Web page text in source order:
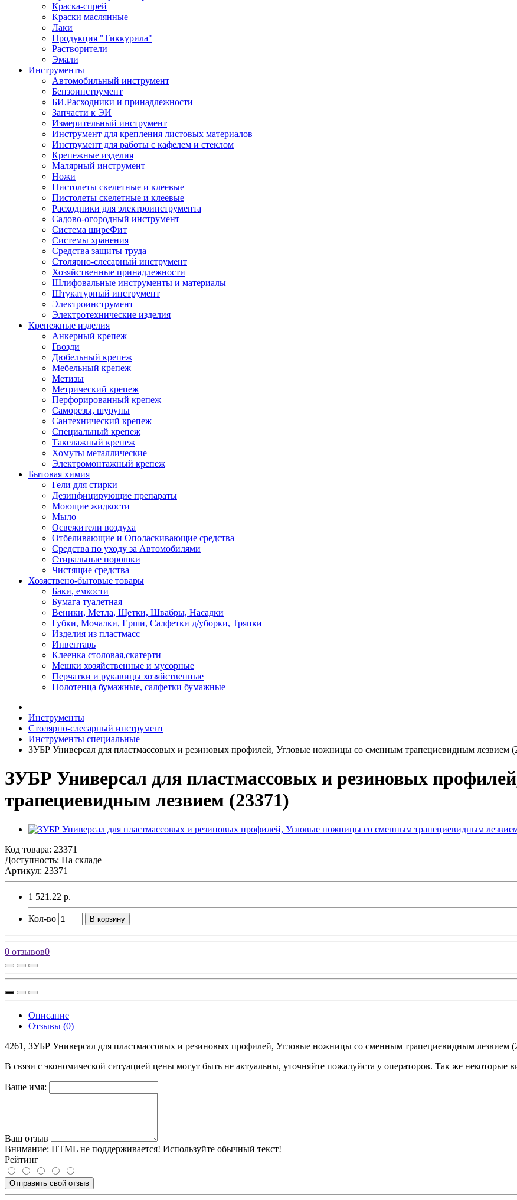
Краска-спрей
Краски маслянные
Лаки
Продукция "Тиккурила"
Растворители
Эмали
Инструменты
Автомобильный инструмент
Бензоинструмент
БИ.Расходники и принадлежности
Запчасти к ЭИ
Измерительный инструмент
Инструмент для крепления листовых материалов
Инструмент для работы с кафелем и стеклом
Крепежные изделия
Малярный инструмент
Ножи
Пистолеты скелетные и клеевые
Пистолеты скелетные и клеевые
Расходники для электроинструмента
Садово-огородный инструмент
Система ширеФит
Системы хранения
Средства защиты труда
Столярно-слесарный инструмент
Хозяйственные принадлежности
Шлифовальные инструменты и материалы
Штукатурный инструмент
Электроинструмент
Электротехнические изделия
Крепежные изделия
Анкерный крепеж
Гвозди
Дюбельный крепеж
Мебельный крепеж
Метизы
Метрический крепеж
Перфорированный крепеж
Саморезы, шурупы
Сантехнический крепеж
Специальный крепеж
Такелажный крепеж
Хомуты металлические
Электромонтажный крепеж
Бытовая химия
Гели для стирки
Дезинфицирующие препараты
Моющие жидкости
Мыло
Освежители воздуха
Отбеливающие и Ополаскивающие средства
Средства по уходу за Автомобилями
Стиральные порошки
Чистящие средства
Хозяствено-бытовые товары
Баки, емкости
Бумага туалетная
Веники, Метла, Щетки, Швабры, Насадки
Губки, Мочалки, Ерши, Салфетки д/уборки, Тряпки
Изделия из пластмасс
Инвентарь
Клеенка столовая,скатерти
Мешки хозяйственные и мусорные
Перчатки и рукавицы хозяйственные
Полотенца бумажные, салфетки бумажные
Инструменты
Столярно-слесарный инструмент
Инструменты специальные
ЗУБР Универсал для пластмассовых и резиновых профилей, Угловые ножницы со сменным трапециевидным лезвием
ЗУБР Универсал для пластмассовых и резиновых
трапециевидным лезвием (23371)
Код товара: 23371
Доступность: На складе
Артикул: 23371
1 521.22 р.
Кол-во В корзину
0 отзывов0
Описание
Отзывы (0)
4261, ЗУБР Универсал для пластмассовых и резиновых профилей, Угловые ножницы со сменным трапециевидным лезвием
В связи с экономической ситуацией цены могут быть не актуальны, уточняйте пожалуйста у операторов. Так же некоторые
Ваше имя:
Ваш отзыв
Внимание: HTML не поддерживается! Используйте обычный текст!
Рейтинг
Отправить свой отзыв